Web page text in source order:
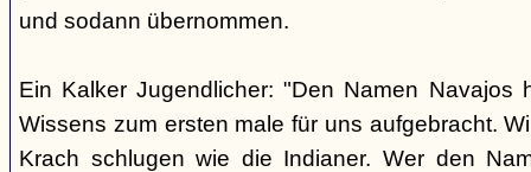
und sodann übernommen.
Ein Kalker Jugendlicher: "Den Namen Navajos
Wissens zum ersten male für uns aufgebracht.
Krach schlugen wie die Indianer. Wer den